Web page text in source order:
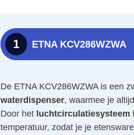
1 ETNA KCV286WZWA
De ETNA KCV286WZWA is een
waterdispenser, waarmee je
Door het luchtcirculatiesysteem
temperatuur, zodat je je